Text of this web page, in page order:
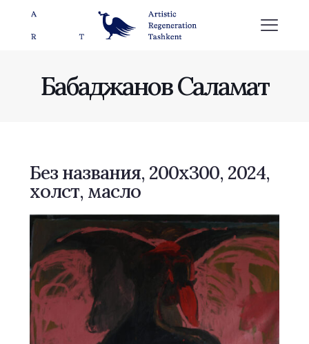
Бабаджанов Саламат
Без названия, 200х300, 2024,
холст, масло